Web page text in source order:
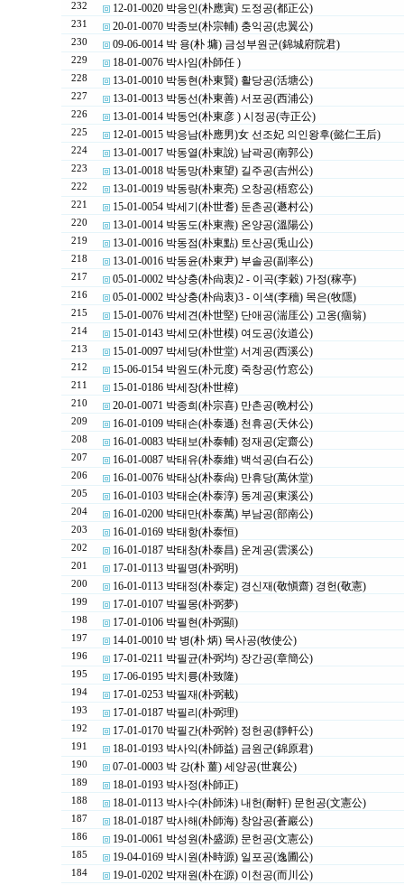
232 12-01-0020 박응인(朴應寅) 도정공(都正公)
231 20-01-0070 박종보(朴宗輔) 충익공(忠翼公)
230 09-06-0014 박 용(朴 墉) 금성부원군(錦城府院君)
229 18-01-0076 박사임(朴師任 )
228 13-01-0010 박동현(朴東賢) 활당공(活塘公)
227 13-01-0013 박동선(朴東善) 서포공(西浦公)
226 13-01-0014 박동언(朴東彦 ) 시정공(寺正公)
225 12-01-0015 박응남(朴應男)女 선조妃 의인왕후(懿仁王后)
224 13-01-0017 박동열(朴東說) 남곽공(南郭公)
223 13-01-0018 박동망(朴東望) 길주공(吉州公)
222 13-01-0019 박동량(朴東亮) 오창공(梧窓公)
221 15-01-0054 박세기(朴世耆) 둔촌공(遯村公)
220 13-01-0014 박동도(朴東燾) 온양공(溫陽公)
219 13-01-0016 박동점(朴東點) 토산공(兎山公)
218 13-01-0016 박동윤(朴東尹) 부솔공(副率公)
217 05-01-0002 박상충(朴尙衷)2 - 이곡(李穀) 가정(稼亭)
216 05-01-0002 박상충(朴尙衷)3 - 이색(李穡) 목은(牧隱)
215 15-01-0076 박세견(朴世堅) 단애공(湍厓公) 고옹(痼翁)
214 15-01-0143 박세모(朴世模) 여도공(汝道公)
213 15-01-0097 박세당(朴世堂) 서계공(西溪公)
212 15-06-0154 박원도(朴元度) 죽창공(竹窓公)
211 15-01-0186 박세장(朴世樟)
210 20-01-0071 박종희(朴宗喜) 만촌공(晩村公)
209 16-01-0109 박태손(朴泰遜) 천휴공(天休公)
208 16-01-0083 박태보(朴泰輔) 정재공(定齋公)
207 16-01-0087 박태유(朴泰維) 백석공(白石公)
206 16-01-0076 박태상(朴泰尙) 만휴당(萬休堂)
205 16-01-0103 박태순(朴泰淳) 동계공(東溪公)
204 16-01-0200 박태만(朴泰萬) 부남공(部南公)
203 16-01-0169 박태항(朴泰恒)
202 16-01-0187 박태창(朴泰昌) 운계공(雲溪公)
201 17-01-0113 박필명(朴弼明)
200 16-01-0113 박태정(朴泰定) 경신재(敬愼齋) 경헌(敬憲)
199 17-01-0107 박필몽(朴弼夢)
198 17-01-0106 박필현(朴弼顯)
197 14-01-0010 박 병(朴 炳) 목사공(牧使公)
196 17-01-0211 박필균(朴弼均) 장간공(章簡公)
195 17-06-0195 박치륭(朴致隆)
194 17-01-0253 박필재(朴弼載)
193 17-01-0187 박필리(朴弼理)
192 17-01-0170 박필간(朴弼幹) 정헌공(靜軒公)
191 18-01-0193 박사익(朴師益) 금원군(錦原君)
190 07-01-0003 박 강(朴 薑) 세양공(世襄公)
189 18-01-0193 박사정(朴師正)
188 18-01-0113 박사수(朴師洙) 내헌(耐軒) 문헌공(文憲公)
187 18-01-0187 박사해(朴師海) 창암공(蒼巖公)
186 19-01-0061 박성원(朴盛源) 문헌공(文憲公)
185 19-04-0169 박시원(朴時源) 일포공(逸圃公)
184 19-01-0202 박재원(朴在源) 이천공(而川公)